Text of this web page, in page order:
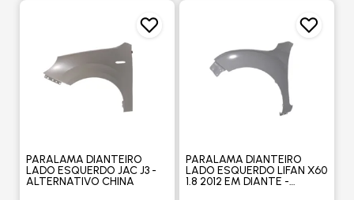
PARALAMA DIANTEIRO
LADO ESQUERDO JAC J3 -
ALTERNATIVO CHINA
PARALAMA DIANTEIRO
LADO ESQUERDO LIFAN X60
1.8 2012 EM DIANTE -